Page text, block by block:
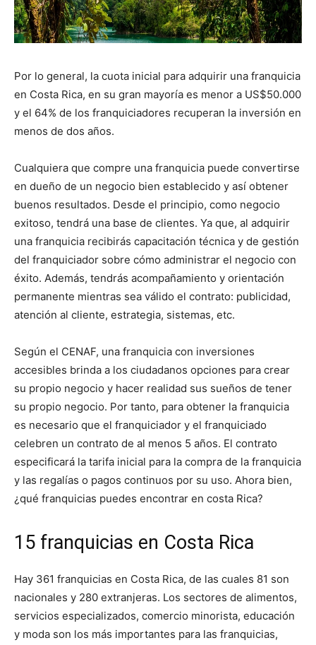
Por lo general, la cuota inicial para adquirir una franquicia
en Costa Rica, en su gran mayoría es menor a US$50.000
y el 64% de los franquiciadores recuperan la inversión en
menos de dos años.
Cualquiera que compre una franquicia puede convertirse
en dueño de un negocio bien establecido y así obtener
buenos resultados. Desde el principio, como negocio
exitoso, tendrá una base de clientes. Ya que, al adquirir
una franquicia recibirás capacitación técnica y de gestión
del franquiciador sobre cómo administrar el negocio con
éxito. Además, tendrás acompañamiento y orientación
permanente mientras sea válido el contrato: publicidad,
atención al cliente, estrategia, sistemas, etc.
Según el CENAF, una franquicia con inversiones
accesibles brinda a los ciudadanos opciones para crear
su propio negocio y hacer realidad sus sueños de tener
su propio negocio. Por tanto, para obtener la franquicia
es necesario que el franquiciador y el franquiciado
celebren un contrato de al menos 5 años. El contrato
especificará la tarifa inicial para la compra de la franquicia
y las regalías o pagos continuos por su uso. Ahora bien,
¿qué franquicias puedes encontrar en costa Rica?
15 franquicias en Costa Rica
Hay 361 franquicias en Costa Rica, de las cuales 81 son
nacionales y 280 extranjeras. Los sectores de alimentos,
servicios especializados, comercio minorista, educación
y moda son los más importantes para las franquicias,